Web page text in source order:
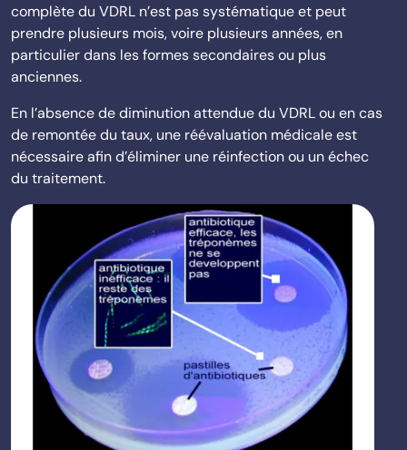
complète du VDRL n’est pas systématique et peut
prendre plusieurs mois, voire plusieurs années, en
particulier dans les formes secondaires ou plus
anciennes.
En l’absence de diminution attendue du VDRL ou en cas
de remontée du taux, une réévaluation médicale est
nécessaire afin d’éliminer une réinfection ou un échec
du traitement.